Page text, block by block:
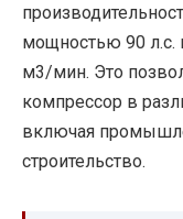
мощностью 90 л.с.
м3/мин. Это
компрессор в
включая
строительство.